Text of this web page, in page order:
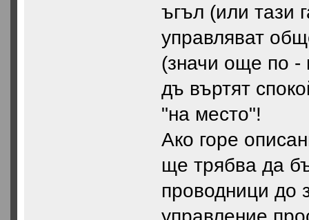
ъгъл (или тази
управляват
(значи още по -
дъ въртят
"на место"!
Ако горе
ще трябва да
проводници до